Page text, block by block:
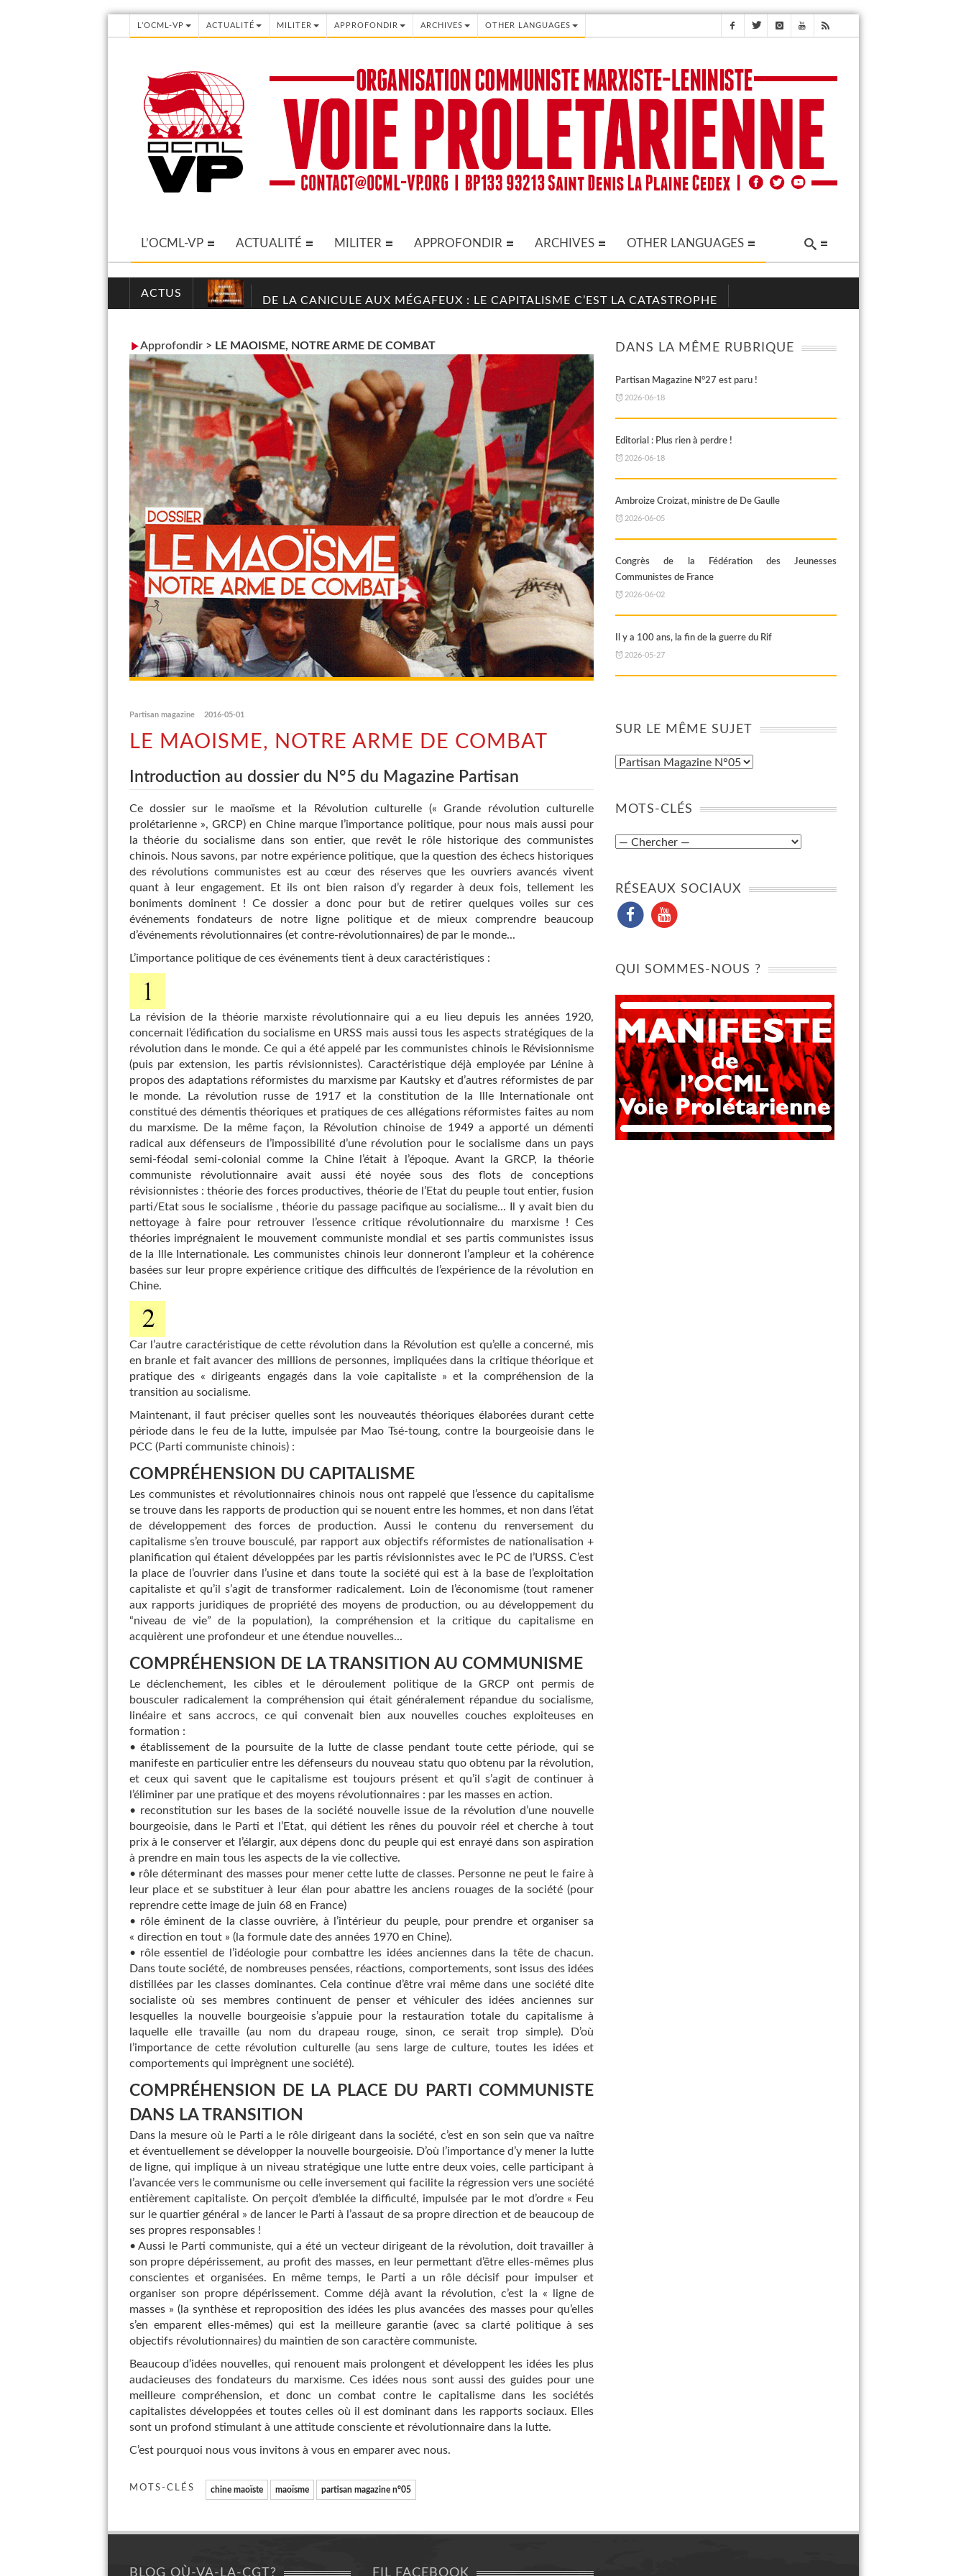
L’OCML-VP ACTUALITÉ MILITER APPROFONDIR ARCHIVES OTHER LANGUAGES
L’OCML-VP ACTUALITÉ MILITER APPROFONDIR ARCHIVES OTHER LANGUAGES
ACTUS
DE LA CANICULE AUX MÉGAFEUX : LE CAPITALISME C’EST LA CATASTROPHE
Approfondir> LE MAOISME, NOTRE ARME DE COMBAT
Partisan magazine 2016-05-01
LE MAOISME, NOTRE ARME DE COMBAT
Introduction au dossier du N°5 du Magazine Partisan
Ce dossier sur le maoïsme et la Révolution culturelle (« Grande révolution culturelle
prolétarienne », GRCP) en Chine marque l’importance politique, pour nous mais aussi pour
la théorie du socialisme dans son entier, que revêt le rôle historique des communistes
chinois. Nous savons, par notre expérience politique, que la question des échecs historiques
des révolutions communistes est au cœur des réserves que les ouvriers avancés vivent
quant à leur engagement. Et ils ont bien raison d’y regarder à deux fois, tellement les
boniments dominent ! Ce dossier a donc pour but de retirer quelques voiles sur ces
événements fondateurs de notre ligne politique et de mieux comprendre beaucoup
d’événements révolutionnaires (et contre-révolutionnaires) de par le monde...
L’importance politique de ces événements tient à deux caractéristiques :
La révision de la théorie marxiste révolutionnaire qui a eu lieu depuis les années 1920,
concernait l’édification du socialisme en URSS mais aussi tous les aspects stratégiques de la
révolution dans le monde. Ce qui a été appelé par les communistes chinois le Révisionnisme
(puis par extension, les partis révisionnistes). Caractéristique déjà employée par Lénine à
propos des adaptations réformistes du marxisme par Kautsky et d’autres réformistes de par
le monde. La révolution russe de 1917 et la constitution de la llle Internationale ont
constitué des démentis théoriques et pratiques de ces allégations réformistes faites au nom
du marxisme. De la même façon, la Révolution chinoise de 1949 a apporté un démenti
radical aux défenseurs de l’impossibilité d’une révolution pour le socialisme dans un pays
semi-féodal semi-colonial comme la Chine l’était à l’époque. Avant la GRCP, la théorie
communiste révolutionnaire avait aussi été noyée sous des flots de conceptions
révisionnistes : théorie des forces productives, théorie de l’Etat du peuple tout entier, fusion
parti/Etat sous le socialisme , théorie du passage pacifique au socialisme... Il y avait bien du
nettoyage à faire pour retrouver l’essence critique révolutionnaire du marxisme ! Ces
théories imprégnaient le mouvement communiste mondial et ses partis communistes issus
de la llle Internationale. Les communistes chinois leur donneront l’ampleur et la cohérence
basées sur leur propre expérience critique des difficultés de l’expérience de la révolution en
Chine.
Car l’autre caractéristique de cette révolution dans la Révolution est qu’elle a concerné, mis
en branle et fait avancer des millions de personnes, impliquées dans la critique théorique et
pratique des « dirigeants engagés dans la voie capitaliste » et la compréhension de la
transition au socialisme.
Maintenant, il faut préciser quelles sont les nouveautés théoriques élaborées durant cette
période dans le feu de la lutte, impulsée par Mao Tsé-toung, contre la bourgeoisie dans le
PCC (Parti communiste chinois) :
COMPRÉHENSION DU CAPITALISME
Les communistes et révolutionnaires chinois nous ont rappelé que l’essence du capitalisme
se trouve dans les rapports de production qui se nouent entre les hommes, et non dans l’état
de développement des forces de production. Aussi le contenu du renversement du
capitalisme s’en trouve bousculé, par rapport aux objectifs réformistes de nationalisation +
planification qui étaient développées par les partis révisionnistes avec le PC de l’URSS. C’est
la place de l’ouvrier dans l’usine et dans toute la société qui est à la base de l’exploitation
capitaliste et qu’il s’agit de transformer radicalement. Loin de l’économisme (tout ramener
aux rapports juridiques de propriété des moyens de production, ou au développement du
“niveau de vie” de la population), la compréhension et la critique du capitalisme en
acquièrent une profondeur et une étendue nouvelles...
COMPRÉHENSION DE LA TRANSITION AU COMMUNISME
Le déclenchement, les cibles et le déroulement politique de la GRCP ont permis de
bousculer radicalement la compréhension qui était généralement répandue du socialisme,
linéaire et sans accrocs, ce qui convenait bien aux nouvelles couches exploiteuses en
formation :
• établissement de la poursuite de la lutte de classe pendant toute cette période, qui se
manifeste en particulier entre les défenseurs du nouveau statu quo obtenu par la révolution,
et ceux qui savent que le capitalisme est toujours présent et qu’il s’agit de continuer à
l’éliminer par une pratique et des moyens révolutionnaires : par les masses en action.
• reconstitution sur les bases de la société nouvelle issue de la révolution d’une nouvelle
bourgeoisie, dans le Parti et l’Etat, qui détient les rênes du pouvoir réel et cherche à tout
prix à le conserver et l’élargir, aux dépens donc du peuple qui est enrayé dans son aspiration
à prendre en main tous les aspects de la vie collective.
• rôle déterminant des masses pour mener cette lutte de classes. Personne ne peut le faire à
leur place et se substituer à leur élan pour abattre les anciens rouages de la société (pour
reprendre cette image de juin 68 en France)
• rôle éminent de la classe ouvrière, à l’intérieur du peuple, pour prendre et organiser sa
« direction en tout » (la formule date des années 1970 en Chine).
• rôle essentiel de l’idéologie pour combattre les idées anciennes dans la tête de chacun.
Dans toute société, de nombreuses pensées, réactions, comportements, sont issus des idées
distillées par les classes dominantes. Cela continue d’être vrai même dans une société dite
socialiste où ses membres continuent de penser et véhiculer des idées anciennes sur
lesquelles la nouvelle bourgeoisie s’appuie pour la restauration totale du capitalisme à
laquelle elle travaille (au nom du drapeau rouge, sinon, ce serait trop simple). D’où
l’importance de cette révolution culturelle (au sens large de culture, toutes les idées et
comportements qui imprègnent une société).
COMPRÉHENSION DE LA PLACE DU PARTI COMMUNISTE
DANS LA TRANSITION
Dans la mesure où le Parti a le rôle dirigeant dans la société, c’est en son sein que va naître
et éventuellement se développer la nouvelle bourgeoisie. D’où l’importance d’y mener la lutte
de ligne, qui implique à un niveau stratégique une lutte entre deux voies, celle participant à
l’avancée vers le communisme ou celle inversement qui facilite la régression vers une société
entièrement capitaliste. On perçoit d’emblée la difficulté, impulsée par le mot d’ordre « Feu
sur le quartier général » de lancer le Parti à l’assaut de sa propre direction et de beaucoup de
ses propres responsables !
• Aussi le Parti communiste, qui a été un vecteur dirigeant de la révolution, doit travailler à
son propre dépérissement, au profit des masses, en leur permettant d’être elles-mêmes plus
conscientes et organisées. En même temps, le Parti a un rôle décisif pour impulser et
organiser son propre dépérissement. Comme déjà avant la révolution, c’est la « ligne de
masses » (la synthèse et reproposition des idées les plus avancées des masses pour qu’elles
s’en emparent elles-mêmes) qui est la meilleure garantie (avec sa clarté politique à ses
objectifs révolutionnaires) du maintien de son caractère communiste.
Beaucoup d’idées nouvelles, qui renouent mais prolongent et développent les idées les plus
audacieuses des fondateurs du marxisme. Ces idées nous sont aussi des guides pour une
meilleure compréhension, et donc un combat contre le capitalisme dans les sociétés
capitalistes développées et toutes celles où il est dominant dans les rapports sociaux. Elles
sont un profond stimulant à une attitude consciente et révolutionnaire dans la lutte.
C’est pourquoi nous vous invitons à vous en emparer avec nous.
MOTS-CLÉS chine maoïste maoïsme partisan magazine n°05
DANS LA MÊME RUBRIQUE
Partisan Magazine N°27 est paru !
2026-06-18
Editorial : Plus rien à perdre !
2026-06-18
Ambroize Croizat, ministre de De Gaulle
2026-06-05
Congrès de la Fédération des Jeunesses
Communistes de France
2026-06-02
Il y a 100 ans, la fin de la guerre du Rif
2026-05-27
SUR LE MÊME SUJET
MOTS-CLÉS
RÉSEAUX SOCIAUX
QUI SOMMES-NOUS ?
BLOG OÙ-VA-LA-CGT? FIL FACEBOOK